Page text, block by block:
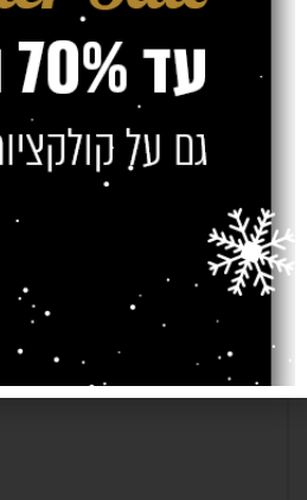
Newer
כתיבת תגובה
האימייל לא יוצג באתר. שדות החובה מסומנים
התגובה שלך